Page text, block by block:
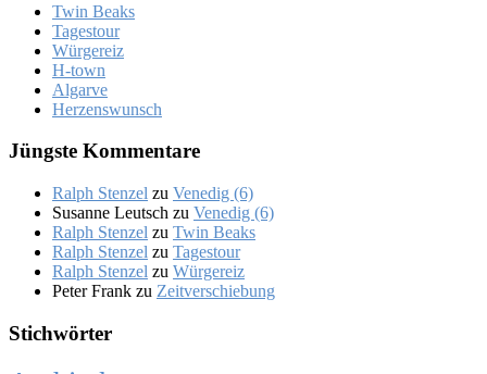
Twin Beaks
Ta­ges­tour
Wür­ge­reiz
H‑town
Al­gar­ve
Her­zens­wunsch
Jüng­ste Kom­men­ta­re
Ralph Stenzel zu Ve­ne­dig (6)
Susanne Leutsch zu Ve­ne­dig (6)
Ralph Stenzel zu Twin Beaks
Ralph Stenzel zu Ta­ges­tour
Ralph Stenzel zu Wür­ge­reiz
Peter Frank zu Zeit­ver­schie­bung
Stich­wör­ter